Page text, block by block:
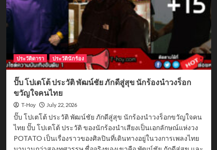
จาก
เด็ก
Hormones
นัก
แสดง
และ
ศิลปิน
รอบ
ด้าน
ประวัติดารา ประวัตินักร้อง
ปั๊บ โปเตโต้ ประวัติ พัฒน์ชัย ภักดีสู่สุข นักร้องนำวงร็อก
ขวัญใจคนไทย
T-Hoy July 22, 2026
ปั๊บ โปเตโต้ ประวัติ พัฒน์ชัย ภักดีสู่สุข นักร้องนำวงร็อกขวัญใจคน
ไทย ปั๊บ โปเตโต้ ประวัติ ของนักร้องนำเสียงเป็นเอกลักษณ์แห่งวง
POTATO เป็นเรื่องราวของศิลปินที่เดินทางอยู่ในวงการเพลงไทย